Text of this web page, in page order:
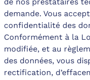
demande. Vous
confidentialité des
Conformément à la
modifiée, et au
des données, vous
rectification,